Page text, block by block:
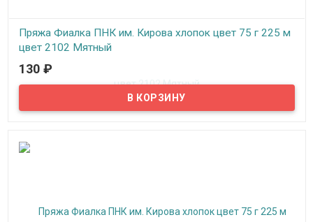
Пряжа Фиалка ПНК им. Кирова хлопок цвет 75 г 225 м
цвет 2102 Мятный
В наличии
Нитки для вязания "Фиалка" хлопок, цвет 2102 Мятный, ПНК им.
130 ₽